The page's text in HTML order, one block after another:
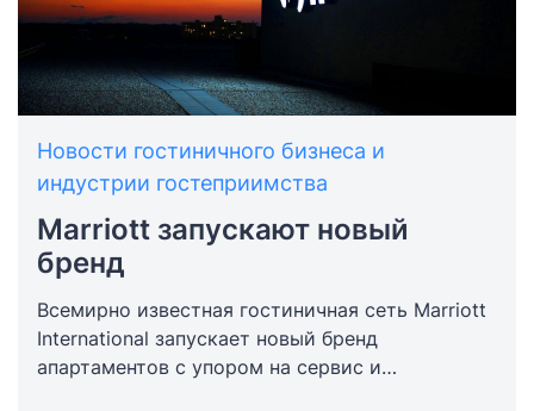
Новости гостиничного бизнеса и
индустрии гостеприимства
Marriott запускают новый
бренд
Всемирно известная гостиничная сеть Marriott
International запускает новый бренд
апартаментов с упором на сервис и